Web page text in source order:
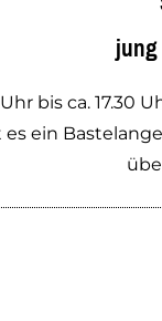
bis ca.
ein